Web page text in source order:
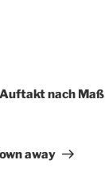
nach Maß
away